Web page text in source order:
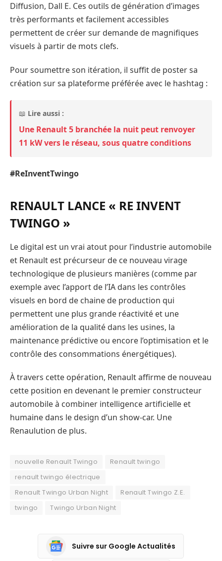
Diffusion, Dall E. Ces outils de génération d’images
très performants et facilement accessibles
permettent de créer sur demande de magnifiques
visuels à partir de mots clefs.
Pour soumettre son itération, il suffit de poster sa
création sur sa plateforme préférée avec le hashtag :
📖 Lire aussi :
Une Renault 5 branchée la nuit peut renvoyer
11 kW vers le réseau, sous quatre conditions
#ReInventTwingo
RENAULT LANCE « RE INVENT
TWINGO »
Le digital est un vrai atout pour l’industrie automobile
et Renault est précurseur de ce nouveau virage
technologique de plusieurs manières (comme par
exemple avec l’apport de l’IA dans les contrôles
visuels en bord de chaine de production qui
permettent une plus grande réactivité et une
amélioration de la qualité dans les usines, la
maintenance prédictive ou encore l’optimisation et le
contrôle des consommations énergétiques).
À travers cette opération, Renault affirme de nouveau
cette position en devenant le premier constructeur
automobile à combiner intelligence artificielle et
humaine dans le design d’un show-car. Une
Renaulution de plus.
nouvelle Renault Twingo
Renault twingo
renault twingo électrique
Renault Twingo Urban Night
Renault Twingo Z.E.
twingo
Twingo Urban Night
Suivre sur Google Actualités